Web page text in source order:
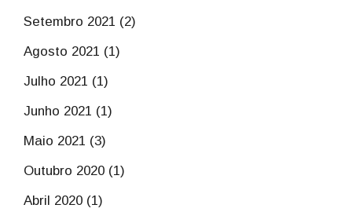
Setembro 2021 (2)
Agosto 2021 (1)
Julho 2021 (1)
Junho 2021 (1)
Maio 2021 (3)
Outubro 2020 (1)
Abril 2020 (1)